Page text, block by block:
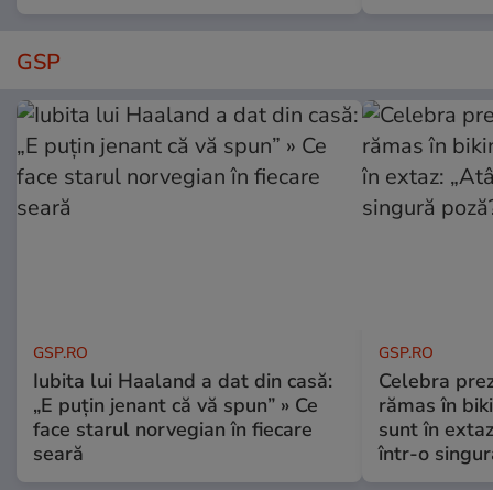
GSP
GSP.RO
Iubita lui Haaland a dat din casă:
„E puțin jenant că vă spun” » Ce
face starul norvegian în fiecare
seară
GSP.RO
Celebra
rămas în
sunt în
într-o